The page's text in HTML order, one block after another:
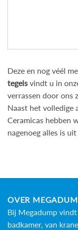
Deze en nog véél
tegels vindt u in
verrassen door ons
Naast het volledige
Ceramicas hebben
nagenoeg alles is
OVER
Bij Megadump
badkamer, van